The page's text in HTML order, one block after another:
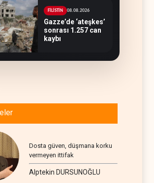
FİLİSTİN 08.08.2026
Gazze’de ‘ateşkes’
sonrası 1.257 can
kaybı
Dosta güven, düşmana korku
vermeyen ittifak
Alptekin DURSUNOĞLU